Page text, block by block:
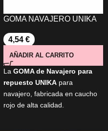
GOMA NAVAJERO UNIKA
4,54 €
AÑADIR AL CARRITO
La GOMA de Navajero para
repuesto UNIKA para
navajero, fabricada en caucho
rojo de alta calidad.